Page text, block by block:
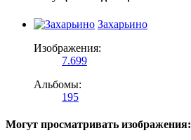
Захарьино
Изображения:
7.699
Альбомы:
195
Могут просматривать изображения: